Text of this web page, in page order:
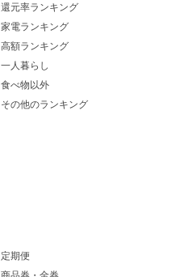
還元率ランキング
家電ランキング
高額ランキング
一人暮らし
食べ物以外
その他のランキング
定期便